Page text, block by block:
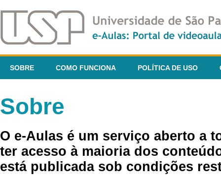
SOBRE COMO FUNCIONA POLÍTICA DE USO
Sobre
O e-Aulas é um serviço aberto a
ter acesso à maioria dos
está publicada sob condições